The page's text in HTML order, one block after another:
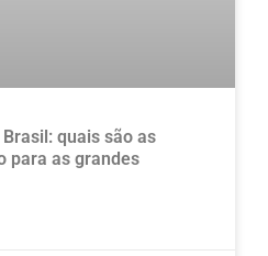
quais são as
para as grandes